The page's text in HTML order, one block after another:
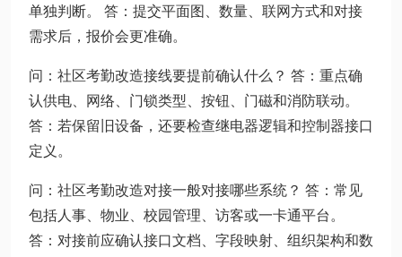
单独判断。 答：提交平面图、数量、联网方式和对接
需求后，报价会更准确。
问：社区考勤改造接线要提前确认什么？ 答：重点确
认供电、网络、门锁类型、按钮、门磁和消防联动。
答：若保留旧设备，还要检查继电器逻辑和控制器接口
定义。
问：社区考勤改造对接一般对接哪些系统？ 答：常见
包括人事、物业、校园管理、访客或一卡通平台。
答：对接前应确认接口文档、字段映射、组织架构和数